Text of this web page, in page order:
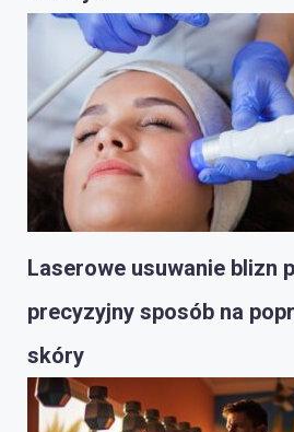
Laserowe usuwanie blizn
precyzyjny sposób na
skóry